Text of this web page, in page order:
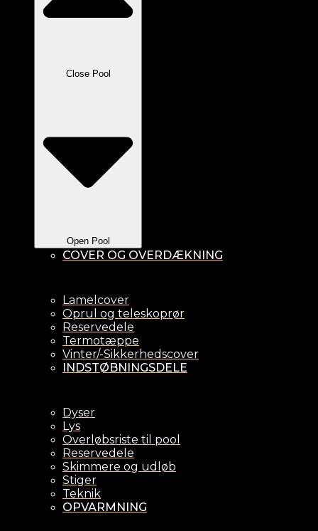
Close Pool
Open Pool
COVER OG OVERDÆKNING
Lamelcover
Oprul og teleskoprør
Reservedele
Termotæppe
Vinter/-Sikkerhedscover
INDSTØBNINGSDELE
Dyser
Lys
Overløbsriste til pool
Reservedele
Skimmere og udløb
Stiger
Teknik
OPVARMNING